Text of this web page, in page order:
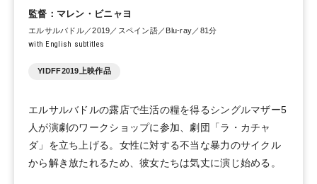
監督：マレン・ビニャヨ
エルサルバドル／2019／スペイン語／Blu-ray／81分
with English subtitles
YIDFF2019上映作品
エルサルバドルの露店で生活の糧を得るシングルマザー5
人が演劇のワークショップに参加、劇団「ラ・カチャ
ダ」を立ち上げる。女性に対する不当な暴力のサイクル
から解き放たれるため、彼女たちは気丈に演じ始める。